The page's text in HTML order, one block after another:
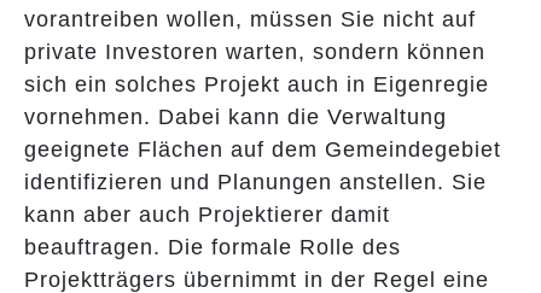
vorantreiben wollen, müssen Sie nicht auf
private Investoren warten, sondern können
sich ein solches Projekt auch in Eigenregie
vornehmen. Dabei kann die Verwaltung
geeignete Flächen auf dem Gemeindegebiet
identifizieren und Planungen anstellen. Sie
kann aber auch Projektierer damit
beauftragen. Die formale Rolle des
Projektträgers übernimmt in der Regel eine